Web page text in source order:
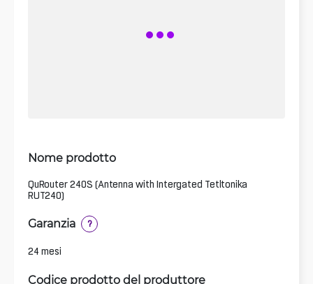
Nome prodotto
QuRouter 240S (Antenna with Intergated Tetltonika
RUT240)
Garanzia ?
24 mesi
Codice prodotto del produttore